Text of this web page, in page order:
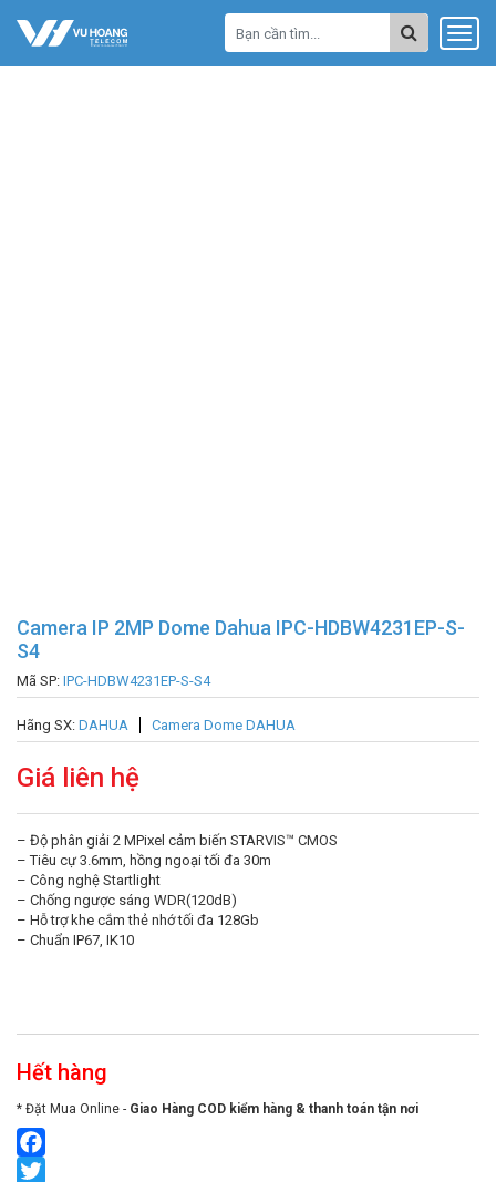
Camera IP 2MP Dome Dahua IPC-HDBW4231EP-S-
S4
Mã SP: IPC-HDBW4231EP-S-S4
Hãng SX: DAHUA Camera Dome DAHUA
Giá liên hệ
– Độ phân giải 2 MPixel cảm biến STARVIS™ CMOS
– Tiêu cự 3.6mm, hồng ngoại tối đa 30m
– Công nghệ Startlight
– Chống ngược sáng WDR(120dB)
– Hỗ trợ khe cắm thẻ nhớ tối đa 128Gb
– Chuẩn IP67, IK10
Hết hàng
* Đặt Mua Online - Giao Hàng COD kiểm hàng & thanh toán tận nơi
Facebook